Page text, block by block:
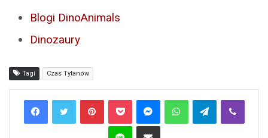
Blogi DinoAnimals
Dinozaury
Tagi Czas Tytanów
PinterestPocket MessengerWhatsAppTelegramViber
Line Share via Email